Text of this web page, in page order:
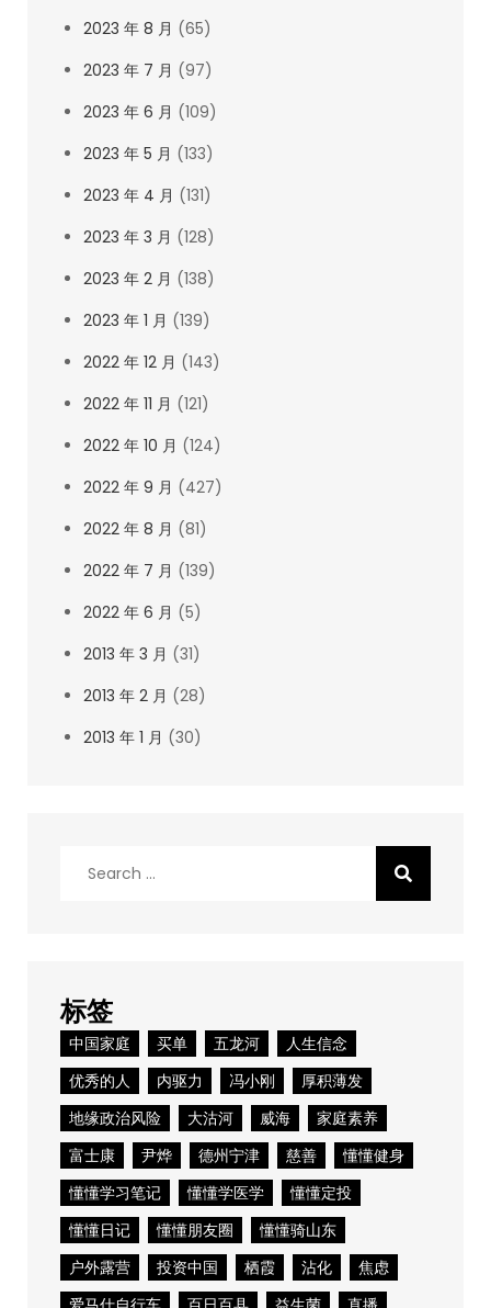
2023 年 8 月 (65)
2023 年 7 月 (97)
2023 年 6 月 (109)
2023 年 5 月 (133)
2023 年 4 月 (131)
2023 年 3 月 (128)
2023 年 2 月 (138)
2023 年 1 月 (139)
2022 年 12 月 (143)
2022 年 11 月 (121)
2022 年 10 月 (124)
2022 年 9 月 (427)
2022 年 8 月 (81)
2022 年 7 月 (139)
2022 年 6 月 (5)
2013 年 3 月 (31)
2013 年 2 月 (28)
2013 年 1 月 (30)
标签
中国家庭 买单 五龙河
人生信念
优秀的人
内驱力 冯小刚
厚积薄发
地缘政治风险
大沽河 威海
家庭素养
富士康
尹烨 德州宁津 慈善
懂懂健身
懂懂学习笔记
懂懂学医学
懂懂定投
懂懂日记
懂懂朋友圈
懂懂骑山东
户外露营
投资中国 栖霞 沾化
焦虑